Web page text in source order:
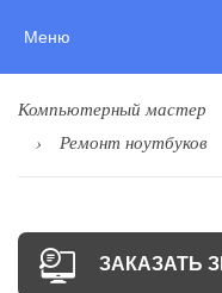
Меню
Компьютерный мастер
Ремонт ноутбуков
ЗАКАЗАТЬ